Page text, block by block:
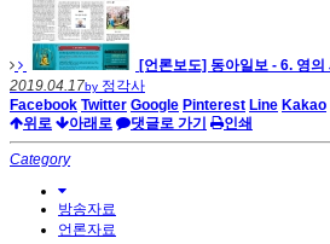
[언론보도] 동아일보 - 6. 영
2019.04.17by 정각사
Facebook Twitter Google Pinterest Line Kakao
위로
아래로 댓글로 가기 인쇄
Category
방송자료
언론자료